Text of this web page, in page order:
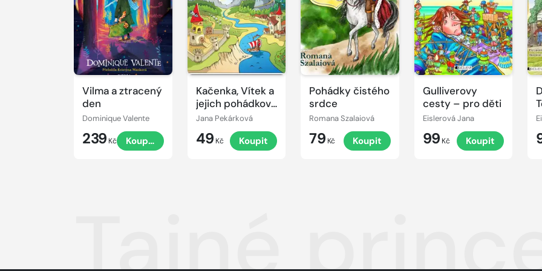
Vilma a ztracený
den
Dominique Valente
239 Kč Koupit
Kačenka, Vítek a
jejich pohádkové
dobrodružství
Jana Pekárková
49 Kč Koupit
Pohádky čistého
srdce
Romana Szalaiová
79 Kč Koupit
Gulliverovy
cesty – pro děti
Eislerová Jana
99 Kč Koupit
Tajné